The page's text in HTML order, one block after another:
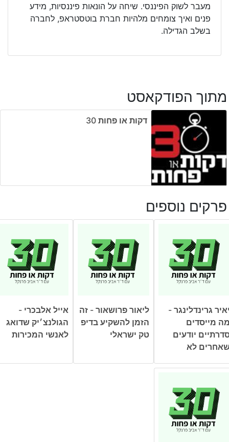
מעבר לשוק הפיננסי. שיחה על הונאות פיננסיות, מידע
פנים ואיך צומחים מלהיות חברת בוטסטראפ, לחברה
בשלב הגדילה.
מתוך הפודקאסט
דקות או פחות ‎30
פרקים נוספים
גרינדלינגר -
מייסדים
יודעים
לא
ליאור פרושאור - זה
הזמן להשקיע בדיפ
טק ישראלי
אייל אלבכרי -
הגולנצ׳יק שדואג
לאנשי המכירות